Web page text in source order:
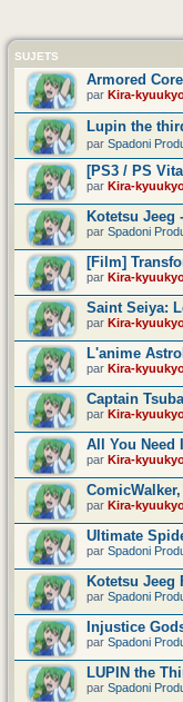
SUJETS
Armored
par Kira-
Lupin the
par Spadoni
[PS3 / PS
par Kira-
Kotetsu Jeeg
par Spadoni
[Film]
par Kira-
Saint Seiya:
par Kira-
L'anime
par Kira-
Captain
par Kira-
All You Need
par Kira-
par Kira-
Ultimate
par Spadoni
Kotetsu Jeeg
par Spadoni
Injustice
par Spadoni
LUPIN the
par Spadoni